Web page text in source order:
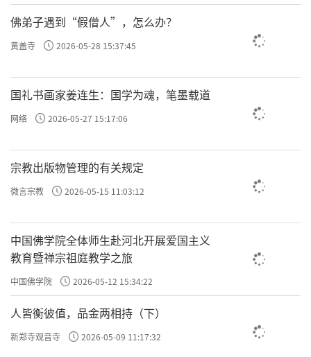
课程，最后跟大家讲的落实到一个地方，就是
你的念、就是种子，它影响了你的一生。你给
自己种了多少善念，恶念。
当然，正念和邪念我们都不要，我们要无念，
就是任何的念我都不信。这就是解读《传习
睁不开；金玉的碎屑进入眼睛，眼睛也睁不
开。你说沙子不值钱，金玉很值钱，但对眼睛
来说都是障碍。正念、邪念，对你都是障碍，
所以无念为重。最终，圣人让你做的就是无
念。
后面袁了凡讲的也是这个，因为你有念，
阴阳所缚。阴阳，
就是正念和恶念。阴，恶
念、邪念；阳，正念。一切都是由这两个念引
佛弟子遇到“假僧人”，怎么办？
黄盖寺 2026-05-28 15:37:45
国礼书画家姜连生：国学为魂，笔墨载道
网络 2026-05-27 15:17:06
宗教出版物管理的有关规定
微言宗教 2026-05-15 11:03:12
中国佛学院全体师生赴河北开展爱国主义
教育暨禅宗祖庭教学之旅
中国佛学院 2026-05-12 15:34:22
人皆衡彼值，品金两相持（下）
新郑寺观音寺 2026-05-09 11:17:32